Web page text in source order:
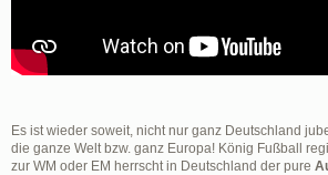
Es ist wieder soweit, nicht nur ganz Deutschland
die ganze Welt bzw. ganz Europa! König Fußball
zur WM oder EM herrscht in Deutschland der pure